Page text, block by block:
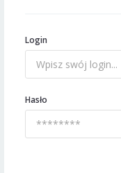
Login
Hasło